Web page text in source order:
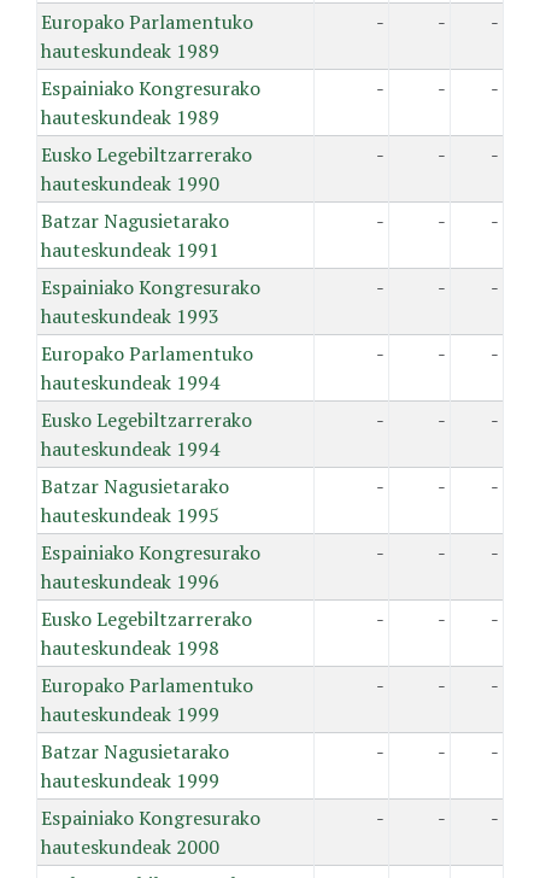
Europako Parlamentuko
hauteskundeak 1989
- - -
Espainiako Kongresurako
hauteskundeak 1989
- - -
Eusko Legebiltzarrerako
hauteskundeak 1990
- - -
Batzar Nagusietarako
hauteskundeak 1991
- - -
Espainiako Kongresurako
hauteskundeak 1993
- - -
Europako Parlamentuko
hauteskundeak 1994
- - -
Eusko Legebiltzarrerako
hauteskundeak 1994
- - -
Batzar Nagusietarako
hauteskundeak 1995
- - -
Espainiako Kongresurako
hauteskundeak 1996
- - -
Eusko Legebiltzarrerako
hauteskundeak 1998
- - -
Europako Parlamentuko
hauteskundeak 1999
- - -
Batzar Nagusietarako
hauteskundeak 1999
- - -
Espainiako Kongresurako
hauteskundeak 2000
- - -